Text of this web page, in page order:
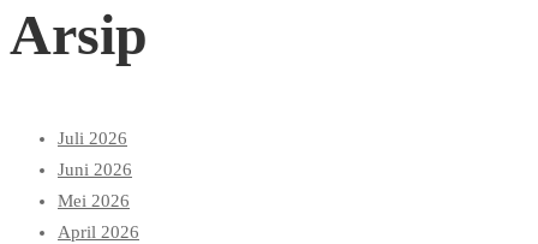
Arsip
Juli 2026
Juni 2026
Mei 2026
April 2026